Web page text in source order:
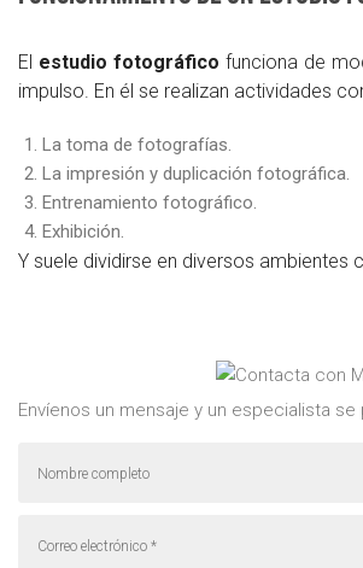
El estudio fotográfico funciona de
impulso. En él se realizan actividades
La toma de fotografías.
La impresión y duplicación fotográfica.
Entrenamiento fotográfico.
Exhibición.
Y suele dividirse en diversos ambientes
Envíenos un mensaje y un especialista